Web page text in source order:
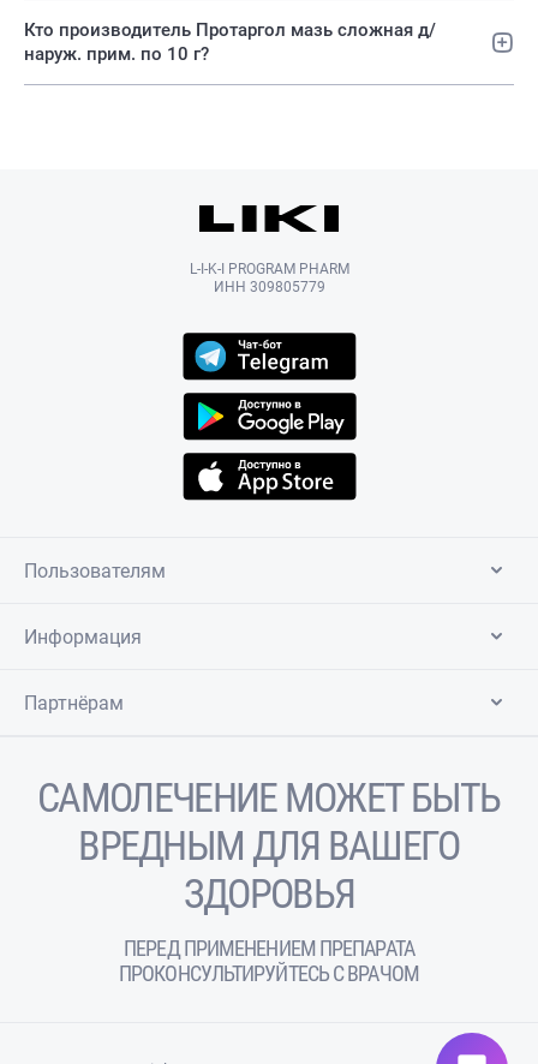
Кто производитель Протаргол мазь сложная д/
наруж. прим. по 10 г?
L-I-K-I PROGRAM PHARM
ИНН 309805779
Пользователям
Информация
Партнёрам
САМОЛЕЧЕНИЕ МОЖЕТ БЫТЬ
ВРЕДНЫМ ДЛЯ ВАШЕГО
ЗДОРОВЬЯ
ПЕРЕД ПРИМЕНЕНИЕМ ПРЕПАРАТА
ПРОКОНСУЛЬТИРУЙТЕСЬ С ВРАЧОМ